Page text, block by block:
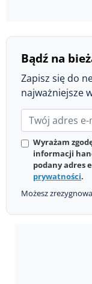
Bądź na
Zapisz się do
najważniejsze
Wyrażam
informacji
podany adres
prywatności.
Możesz